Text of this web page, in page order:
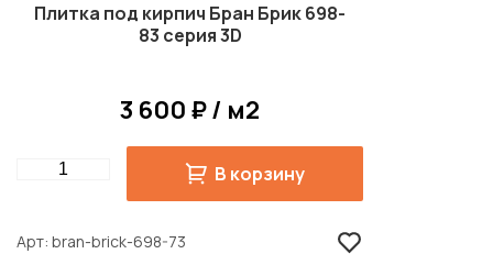
Плитка под кирпич Бран Брик 698-
83 серия 3D
3 600 ₽ / м2
Quantity В корзину
Арт bran-brick-698-73